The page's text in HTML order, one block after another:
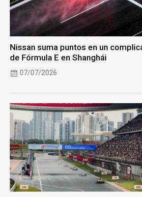
Nissan suma puntos en un
de Fórmula E en Shanghái
07/07/2026